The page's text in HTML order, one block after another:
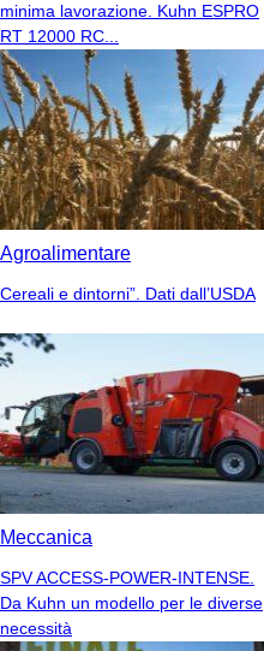
minima lavorazione. Kuhn ESPRO
RT 12000 RC...
Agroalimentare
Cereali e dintorni”. Dati dall’USDA
Meccanica
SPV ACCESS-POWER-INTENSE.
Da Kuhn un modello per le diverse
necessità